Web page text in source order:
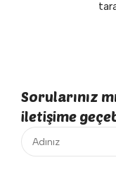
Sorularınız
iletişime